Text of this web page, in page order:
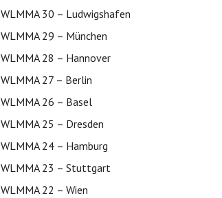
WLMMA 30 – Ludwigshafen
WLMMA 29 – München
WLMMA 28 – Hannover
WLMMA 27 – Berlin
WLMMA 26 – Basel
WLMMA 25 – Dresden
WLMMA 24 – Hamburg
WLMMA 23 – Stuttgart
WLMMA 22 – Wien